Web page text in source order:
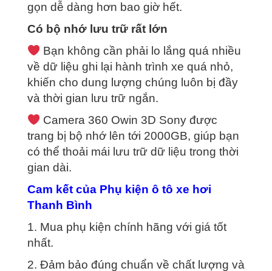
gọn dễ dàng hơn bao giờ hết.
Có bộ nhớ lưu trữ rất lớn
Bạn không cần phải lo lắng quá nhiều
về dữ liệu ghi lại hành trình xe quá nhỏ,
khiến cho dung lượng chúng luôn bị đầy
và thời gian lưu trữ ngắn.
Camera 360 Owin 3D Sony được
trang bị bộ nhớ lên tới 2000GB, giúp bạn
có thể thoải mái lưu trữ dữ liệu trong thời
gian dài.
Cam kết của Phụ kiện ô tô xe hơi
Thanh Bình
1. Mua phụ kiện chính hãng với giá tốt
nhất.
2. Đảm bảo đúng chuẩn về chất lượng và